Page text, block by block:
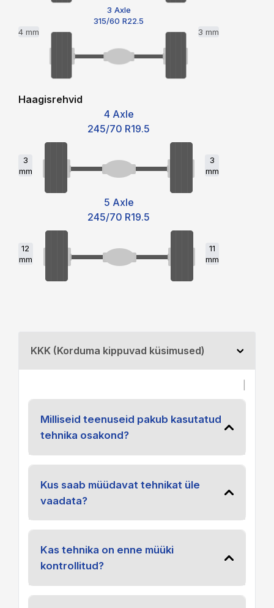
3 Axle
315/60 R22.5
4 mm
3 mm
Haagisrehvid
4 Axle
245/70 R19.5
3
mm
3
mm
5 Axle
245/70 R19.5
12
mm
11
mm
KKK (Korduma kippuvad küsimused)
Milliseid teenuseid pakub kasutatud
tehnika osakond?
Kus saab müüdavat tehnikat üle
vaadata?
Kas tehnika on enne müüki
kontrollitud?